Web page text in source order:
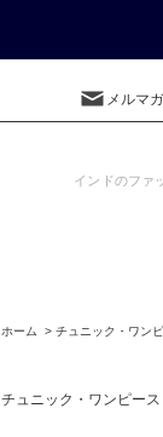
メルマ
インドのファ
ホーム > チュニック・ワン
チュニック・ワンピース